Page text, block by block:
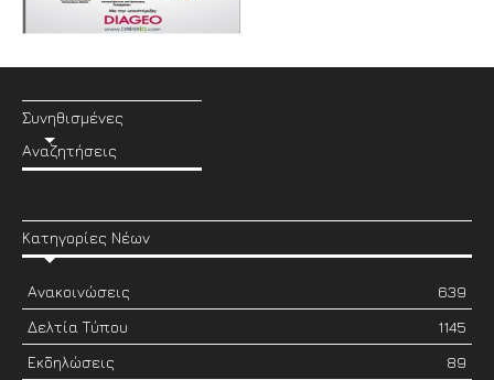
Συνηθισμένες
Αναζητήσεις
Κατηγορίες Νέων
Ανακοινώσεις
639
Δελτία Τύπου
1145
Εκδηλώσεις
89